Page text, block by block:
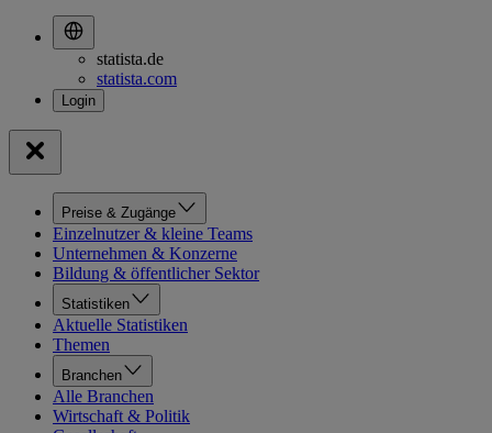
statista.de
statista.com
Preise & Zugänge
Einzelnutzer & kleine Teams
Unternehmen & Konzerne
Bildung & öffentlicher Sektor
Statistiken
Aktuelle Statistiken
Themen
Branchen
Alle Branchen
Wirtschaft & Politik